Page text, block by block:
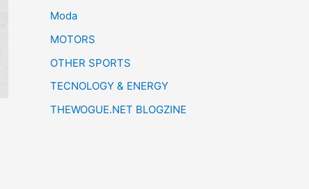
Moda
MOTORS
OTHER SPORTS
TECNOLOGY & ENERGY
THEWOGUE.NET BLOGZINE